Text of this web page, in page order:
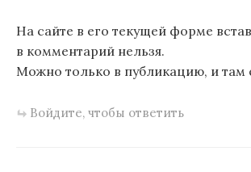
На сайте в его текущей форме
в комментарий нельзя.
Можно только в публикацию, и там
Войдите, чтобы ответить